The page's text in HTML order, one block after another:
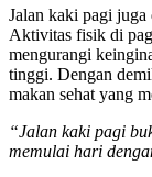
Jalan kaki pagi juga
Aktivitas fisik di
mengurangi
tinggi. Dengan
makan sehat yang
“Jalan kaki pagi
memulai hari